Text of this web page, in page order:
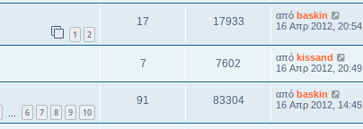
1 2
17 17933 από baskin
16 Απρ 2012, 20:54
7 7602 από kissand
16 Απρ 2012, 20:49
6 7 8 9 10
91 83304 από baskin
16 Απρ 2012, 14:45